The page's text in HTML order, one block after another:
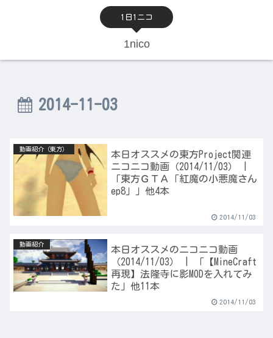
1日1ニコ
1nico
2014-11-03
動画紹介（東方）
本日オススメの東方Project関連
ニコニコ動画（2014/11/03） |
「東方ＧＴＡ「紅魔の小悪魔さん
ep8」」他4本
2014/11/03
動画紹介
本日オススメのニコニコ動画
（2014/11/03） | 「【MineCraft
再現】法隆寺に影MODを入れてみ
た」他11本
2014/11/03